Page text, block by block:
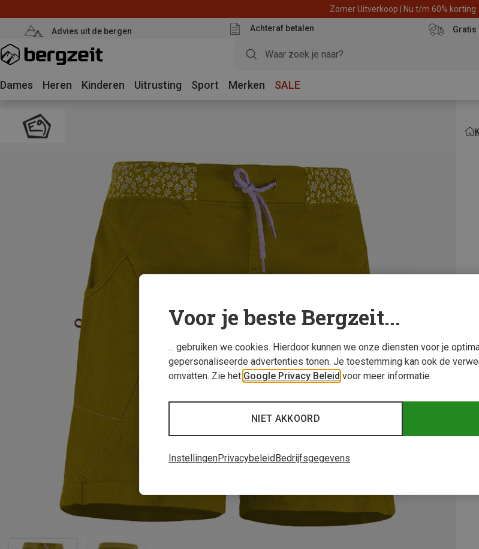
Zomer Uitverkoop | Nu t/m 60% korting
Advies uit de bergen Achteraf betalen Gratis
Dames Heren Kinderen Uitrusting Sport Merken SALE
Voor je beste Bergzeit...
... gebruiken we cookies. Hierdoor kunnen we onze diensten voor je
gepersonaliseerde advertenties tonen. Je toestemming kan ook de
omvatten. Zie het Google Privacy Beleid voor meer informatie.
NIET AKKOORD
InstellingenPrivacybeleid Bedrijfsgegevens